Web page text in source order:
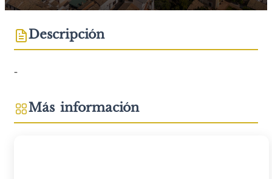
Descripción
-
Más información